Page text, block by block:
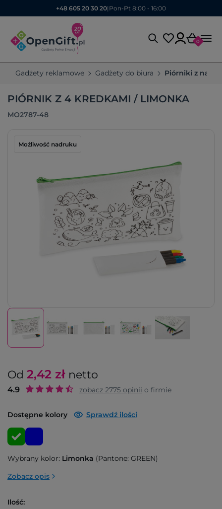
+48 605 20 30 20| Pon-Pt 8:00 - 16:00
0
Gadżety reklamowe Gadżety do biura Piórniki z
PIÓRNIK Z 4 KREDKAMI / LIMONKA
MO2787-48
Możliwość nadruku
Od 2,42 zł netto
4.9 zobacz 2775 opinii o firmie
Dostępne kolory Sprawdź ilości
Wybrany kolor: Limonka (Pantone: GREEN)
Zobacz opis
Ilość: